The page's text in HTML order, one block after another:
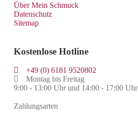
Über Mein Schmuck
Datenschutz
Sitemap
Kostenlose Hotline
+49 (0) 6181 9520802
Montag bis Freitag
9:00 - 13:00 Uhr und 14:00 - 17:00 Uhr
Zahlungsarten